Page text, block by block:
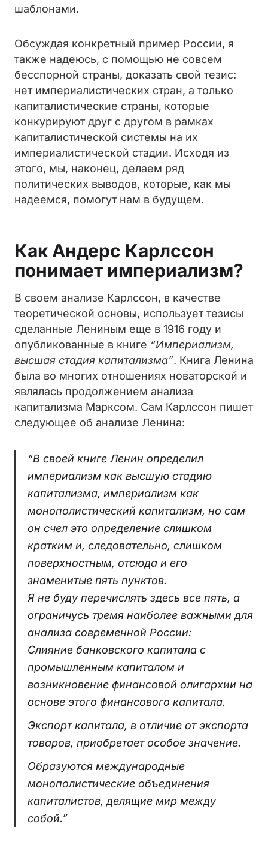
шаблонами.
Обсуждая конкретный пример России, я
также надеюсь, с помощью не совсем
бесспорной страны, доказать свой тезис:
нет империалистических стран, а только
капиталистические страны, которые
конкурируют друг с другом в рамках
капиталистической системы на их
империалистической стадии. Исходя из
этого, мы, наконец, делаем ряд
политических выводов, которые, как мы
надеемся, помогут нам в будущем.
Как Андерс Карлссон
понимает империализм?
В своем анализе Карлссон, в качестве
теоретической основы, использует тезисы
сделанные Лениным еще в 1916 году и
опубликованные в книге “Империализм,
высшая стадия капитализма”. Книга Ленина
была во многих отношениях новаторской и
являлась продолжением анализа
капитализма Марксом. Сам Карлссон пишет
следующее об анализе Ленина:
“В своей книге Ленин определил
империализм как высшую стадию
капитализма, империализм как
монополистический капитализм, но сам
он счел это определение слишком
кратким и, следовательно, слишком
поверхностным, отсюда и его
знаменитые пять пунктов.
Я не буду перечислять здесь все пять, а
ограничусь тремя наиболее важными для
анализа современной России:
Слияние банковского капитала с
промышленным капиталом и
возникновение финансовой олигархии на
основе этого финансового капитала.
Экспорт капитала, в отличие от экспорта
товаров, приобретает особое значение.
Образуются международные
монополистические объединения
капиталистов, делящие мир между
собой.”